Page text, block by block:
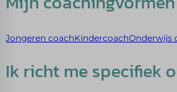
Jongeren coachKindercoachOnderwijs
Ik richt me specifiek